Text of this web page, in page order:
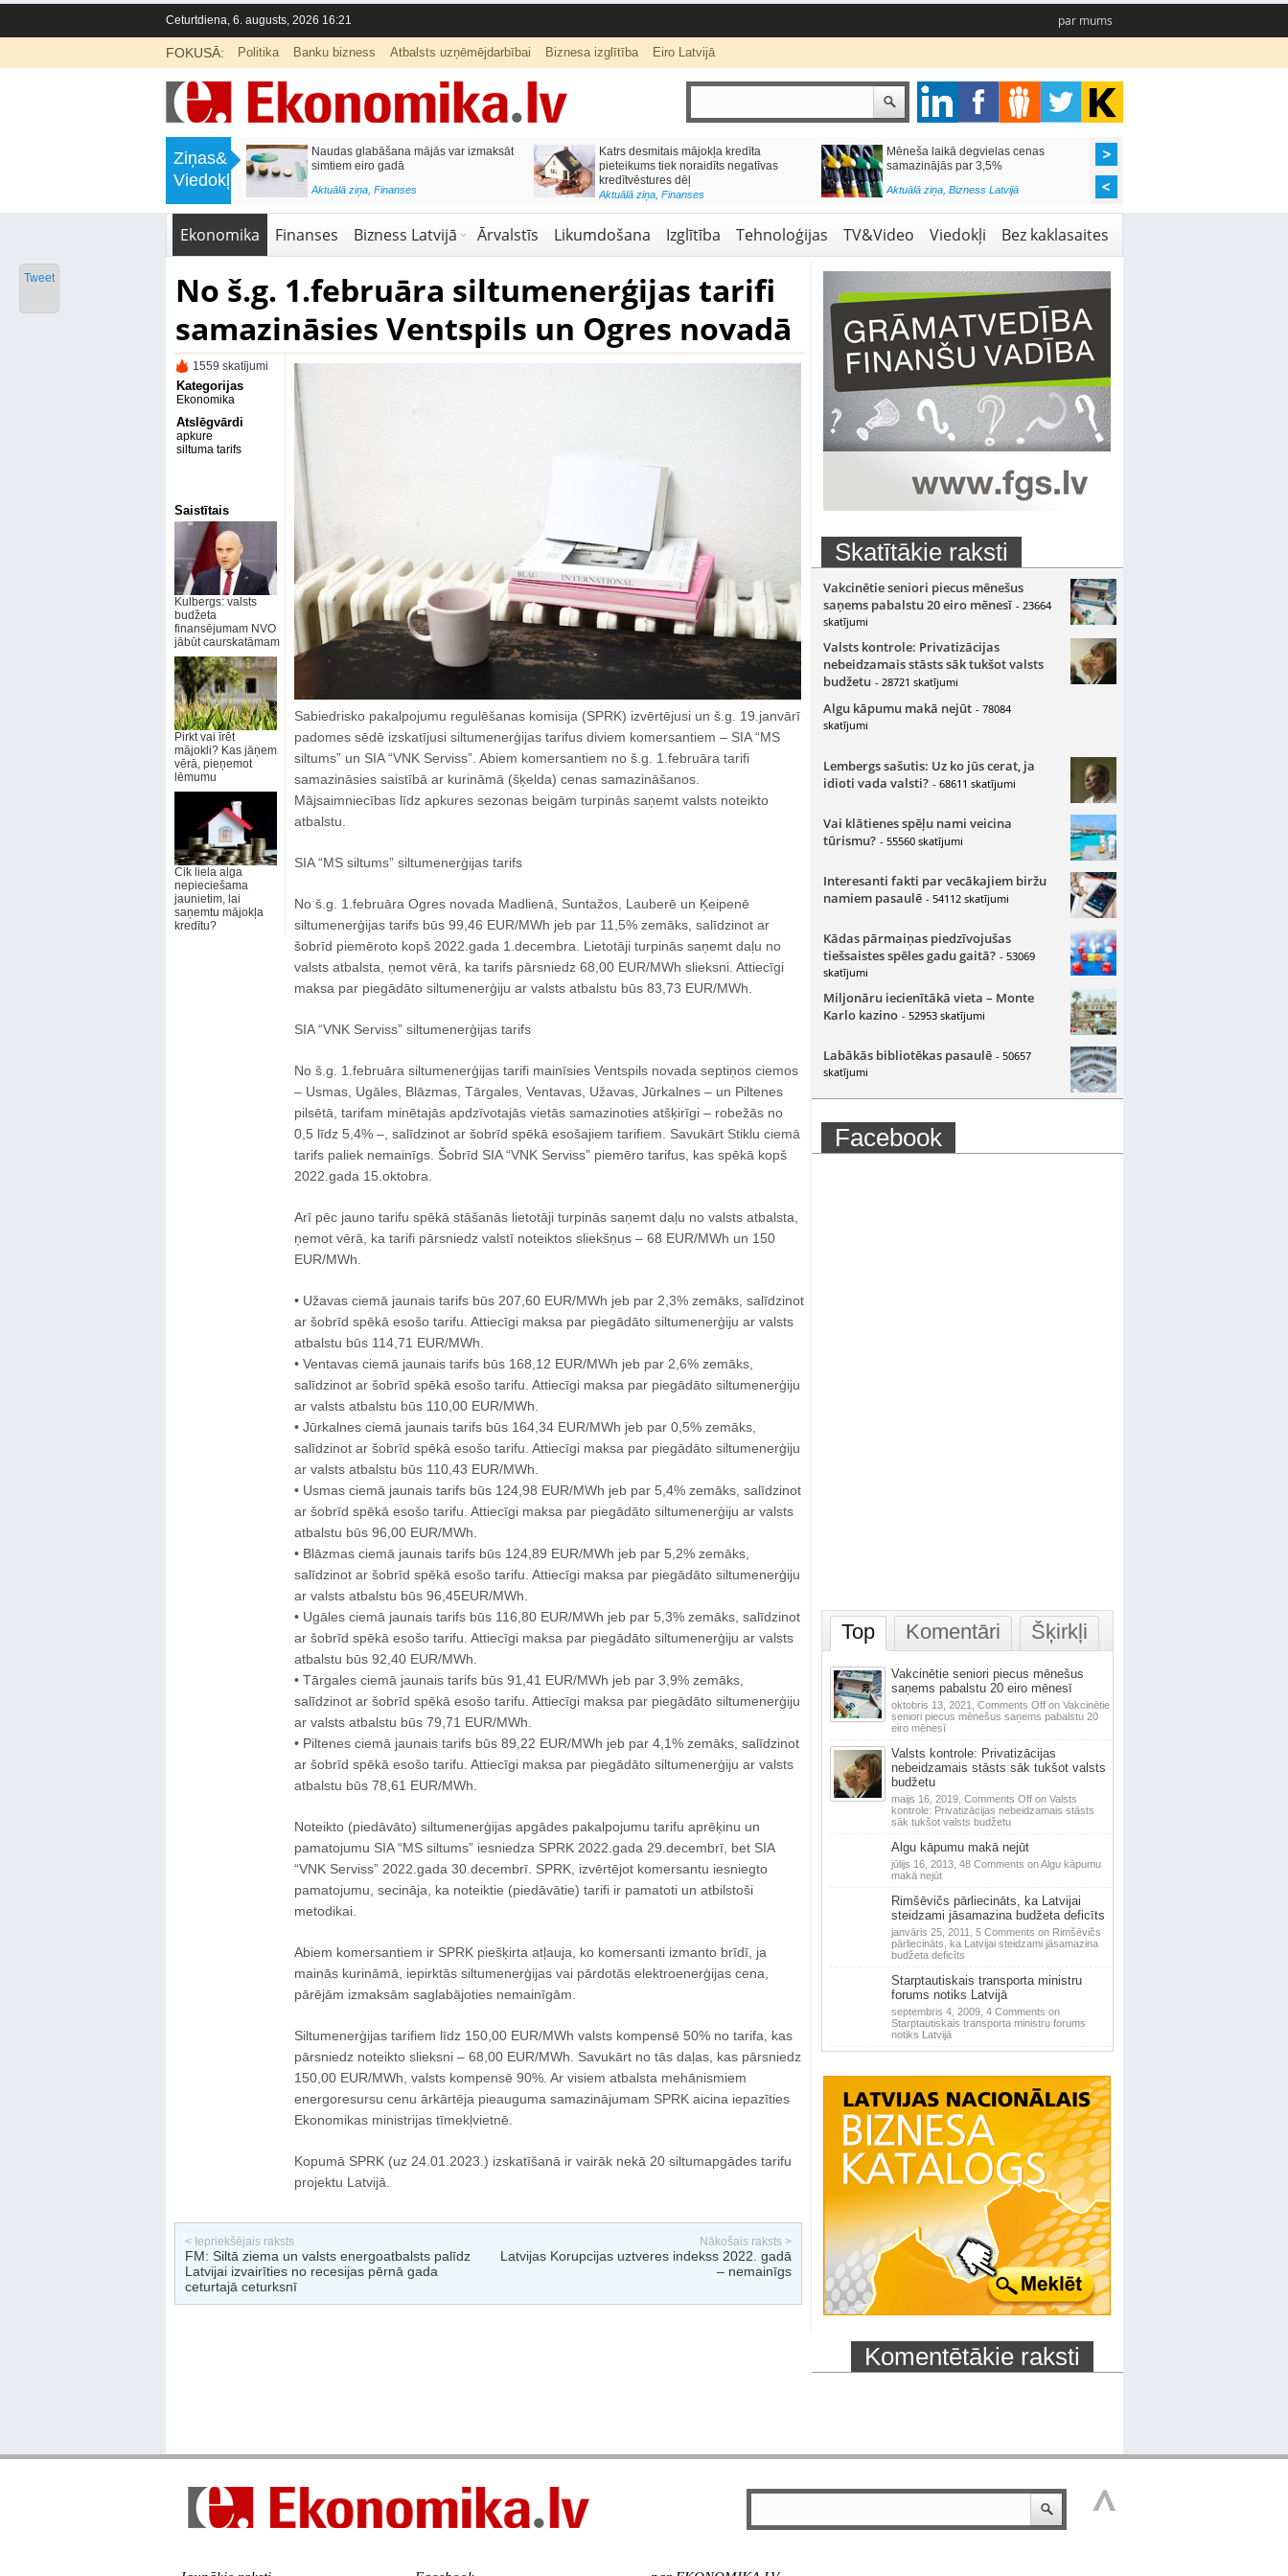
Ceturtdiena, 6. augusts, 2026 16:21 par mums
FOKUSĀ: Politika Banku bizness Atbalsts uzņēmējdarbībai Biznesa izglītība Eiro Latvijā
Ziņas&
Viedokļi
Septiņos mēnešos Vivi vilcienos
pārvadāti 12 miljoni pasažieru; jūlijā
Naudas glabāšana mājās var izmaksāt
simtiem eiro gadā
Aktuālā ziņa, Finanses
Katrs desmitais mājokļa kredīta
pieteikums tiek noraidīts negatīvas
kredītvēstures dēļ
Aktuālā ziņa, Finanses
Mēneša laikā degvielas cenas
samazinājās par 3,5%
Aktuālā ziņa, Bizness Latvijā
Ekonomika Finanses Bizness Latvijā Ārvalstīs Likumdošana Izglītība Tehnoloģijas TV&Video Viedokļi Bez kaklasaites
No š.g. 1.februāra siltumenerģijas tarifi
samazināsies Ventspils un Ogres novadā
1559 skatījumi
Kategorijas
Ekonomika
Atslēgvārdi
apkure
siltuma tarifs
Saistītais
Kulbergs: valsts
budžeta
finansējumam NVO
jābūt caurskatāmam
Pirkt vai īrēt
mājokli? Kas jāņem
vērā, pieņemot
lēmumu
Cik liela alga
nepieciešama
jaunietim, lai
saņemtu mājokļa
kredītu?
Sabiedrisko pakalpojumu regulēšanas komisija (SPRK) izvērtējusi un š.g. 19.janvārī
padomes sēdē izskatījusi siltumenerģijas tarifus diviem komersantiem – SIA “MS
siltums” un SIA “VNK Serviss”. Abiem komersantiem no š.g. 1.februāra tarifi
samazināsies saistībā ar kurināmā (šķelda) cenas samazināšanos.
Mājsaimniecības līdz apkures sezonas beigām turpinās saņemt valsts noteikto
atbalstu.
SIA “MS siltums” siltumenerģijas tarifs
No š.g. 1.februāra Ogres novada Madlienā, Suntažos, Lauberē un Ķeipenē
siltumenerģijas tarifs būs 99,46 EUR/MWh jeb par 11,5% zemāks, salīdzinot ar
šobrīd piemēroto kopš 2022.gada 1.decembra. Lietotāji turpinās saņemt daļu no
valsts atbalsta, ņemot vērā, ka tarifs pārsniedz 68,00 EUR/MWh slieksni. Attiecīgi
maksa par piegādāto siltumenerģiju ar valsts atbalstu būs 83,73 EUR/MWh.
SIA “VNK Serviss” siltumenerģijas tarifs
No š.g. 1.februāra siltumenerģijas tarifi mainīsies Ventspils novada septiņos ciemos
– Usmas, Ugāles, Blāzmas, Tārgales, Ventavas, Užavas, Jūrkalnes – un Piltenes
pilsētā, tarifam minētajās apdzīvotajās vietās samazinoties atšķirīgi – robežās no
0,5 līdz 5,4% –, salīdzinot ar šobrīd spēkā esošajiem tarifiem. Savukārt Stiklu ciemā
tarifs paliek nemainīgs. Šobrīd SIA “VNK Serviss” piemēro tarifus, kas spēkā kopš
2022.gada 15.oktobra.
Arī pēc jauno tarifu spēkā stāšanās lietotāji turpinās saņemt daļu no valsts atbalsta,
ņemot vērā, ka tarifi pārsniedz valstī noteiktos sliekšņus – 68 EUR/MWh un 150
EUR/MWh.
• Užavas ciemā jaunais tarifs būs 207,60 EUR/MWh jeb par 2,3% zemāks, salīdzinot
ar šobrīd spēkā esošo tarifu. Attiecīgi maksa par piegādāto siltumenerģiju ar valsts
atbalstu būs 114,71 EUR/MWh.
• Ventavas ciemā jaunais tarifs būs 168,12 EUR/MWh jeb par 2,6% zemāks,
salīdzinot ar šobrīd spēkā esošo tarifu. Attiecīgi maksa par piegādāto siltumenerģiju
ar valsts atbalstu būs 110,00 EUR/MWh.
• Jūrkalnes ciemā jaunais tarifs būs 164,34 EUR/MWh jeb par 0,5% zemāks,
salīdzinot ar šobrīd spēkā esošo tarifu. Attiecīgi maksa par piegādāto siltumenerģiju
ar valsts atbalstu būs 110,43 EUR/MWh.
• Usmas ciemā jaunais tarifs būs 124,98 EUR/MWh jeb par 5,4% zemāks, salīdzinot
ar šobrīd spēkā esošo tarifu. Attiecīgi maksa par piegādāto siltumenerģiju ar valsts
atbalstu būs 96,00 EUR/MWh.
• Blāzmas ciemā jaunais tarifs būs 124,89 EUR/MWh jeb par 5,2% zemāks,
salīdzinot ar šobrīd spēkā esošo tarifu. Attiecīgi maksa par piegādāto siltumenerģiju
ar valsts atbalstu būs 96,45EUR/MWh.
• Ugāles ciemā jaunais tarifs būs 116,80 EUR/MWh jeb par 5,3% zemāks, salīdzinot
ar šobrīd spēkā esošo tarifu. Attiecīgi maksa par piegādāto siltumenerģiju ar valsts
atbalstu būs 92,40 EUR/MWh.
• Tārgales ciemā jaunais tarifs būs 91,41 EUR/MWh jeb par 3,9% zemāks,
salīdzinot ar šobrīd spēkā esošo tarifu. Attiecīgi maksa par piegādāto siltumenerģiju
ar valsts atbalstu būs 79,71 EUR/MWh.
• Piltenes ciemā jaunais tarifs būs 89,22 EUR/MWh jeb par 4,1% zemāks, salīdzinot
ar šobrīd spēkā esošo tarifu. Attiecīgi maksa par piegādāto siltumenerģiju ar valsts
atbalstu būs 78,61 EUR/MWh.
Noteikto (piedāvāto) siltumenerģijas apgādes pakalpojumu tarifu aprēķinu un
pamatojumu SIA “MS siltums” iesniedza SPRK 2022.gada 29.decembrī, bet SIA
“VNK Serviss” 2022.gada 30.decembrī. SPRK, izvērtējot komersantu iesniegto
pamatojumu, secināja, ka noteiktie (piedāvātie) tarifi ir pamatoti un atbilstoši
metodikai.
Abiem komersantiem ir SPRK piešķirta atļauja, ko komersanti izmanto brīdī, ja
mainās kurināmā, iepirktās siltumenerģijas vai pārdotās elektroenerģijas cena,
pārējām izmaksām saglabājoties nemainīgām.
Siltumenerģijas tarifiem līdz 150,00 EUR/MWh valsts kompensē 50% no tarifa, kas
pārsniedz noteikto slieksni – 68,00 EUR/MWh. Savukārt no tās daļas, kas pārsniedz
150,00 EUR/MWh, valsts kompensē 90%. Ar visiem atbalsta mehānismiem
energoresursu cenu ārkārtēja pieauguma samazinājumam SPRK aicina iepazīties
Ekonomikas ministrijas tīmekļvietnē.
Kopumā SPRK (uz 24.01.2023.) izskatīšanā ir vairāk nekā 20 siltumapgādes tarifu
projektu Latvijā.
< Iepriekšējais raksts
FM: Siltā ziema un valsts energoatbalsts palīdz
Latvijai izvairīties no recesijas pērnā gada
ceturtajā ceturksnī
Nākošais raksts >
Latvijas Korupcijas uztveres indekss 2022. gadā
– nemainīgs
Skatītākie raksti
Vakcinētie seniori piecus mēnešus
saņems pabalstu 20 eiro mēnesī - 23664
skatījumi
Valsts kontrole: Privatizācijas
nebeidzamais stāsts sāk tukšot valsts
budžetu - 28721 skatījumi
Algu kāpumu makā nejūt - 78084
skatījumi
Lembergs sašutis: Uz ko jūs cerat, ja
idioti vada valsti? - 68611 skatījumi
Vai klātienes spēļu nami veicina
tūrismu? - 55560 skatījumi
Interesanti fakti par vecākajiem biržu
namiem pasaulē - 54112 skatījumi
Kādas pārmaiņas piedzīvojušas
tiešsaistes spēles gadu gaitā? - 53069
skatījumi
Miljonāru iecienītākā vieta – Monte
Karlo kazino - 52953 skatījumi
Labākās bibliotēkas pasaulē - 50657
skatījumi
Facebook
Top Komentāri Šķirkļi
Vakcinētie seniori piecus mēnešus
saņems pabalstu 20 eiro mēnesī
oktobris 13, 2021, Comments Offon Vakcinētie
seniori piecus mēnešus saņems pabalstu 20
eiro mēnesī
Valsts kontrole: Privatizācijas
nebeidzamais stāsts sāk tukšot valsts
budžetu
maijs 16, 2019, Comments Offon Valsts
kontrole: Privatizācijas nebeidzamais stāsts
sāk tukšot valsts budžetu
Algu kāpumu makā nejūt
jūlijs 16, 2013, 48 Comments on Algu kāpumu
makā nejūt
Rimšēvičs pārliecināts, ka Latvijai
steidzami jāsamazina budžeta deficīts
janvāris 25, 2011, 5 Comments on Rimšēvičs
pārliecināts, ka Latvijai steidzami jāsamazina
budžeta deficīts
Starptautiskais transporta ministru
forums notiks Latvijā
septembris 4, 2009, 4 Comments on
Starptautiskais transporta ministru forums
notiks Latvijā
Komentētākie raksti
Tweet